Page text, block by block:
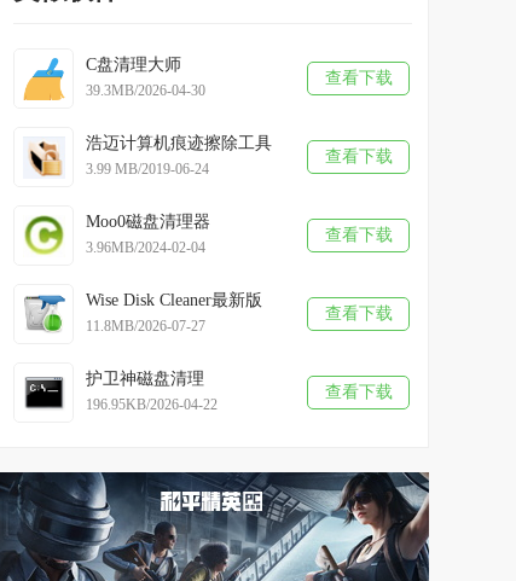
C盘清理大师
39.3MB/2026-04-30
查看下载
浩迈计算机痕迹擦除工具
3.99 MB/2019-06-24
查看下载
Moo0磁盘清理器
3.96MB/2024-02-04
查看下载
Wise Disk Cleaner最新版
11.8MB/2026-07-27
查看下载
护卫神磁盘清理
196.95KB/2026-04-22
查看下载